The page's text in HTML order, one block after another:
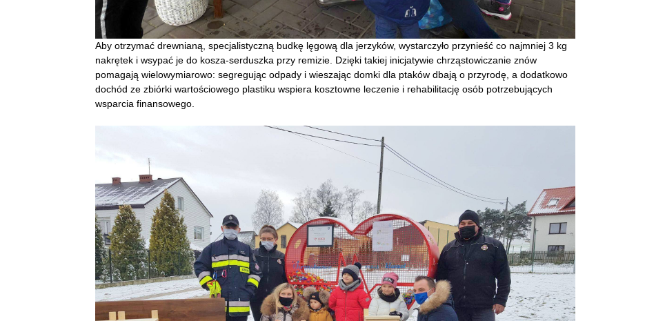
Aby otrzymać drewnianą, specjalistyczną budkę lęgową dla jerzyków, wystarczyło przynieść co najmniej 3 kg
nakrętek i wsypać je do kosza-serduszka przy remizie. Dzięki takiej inicjatywie chrząstowiczanie znów
pomagają wielowymiarowo: segregując odpady i wieszając domki dla ptaków dbają o przyrodę, a dodatkowo
dochód ze zbiórki wartościowego plastiku wspiera kosztowne leczenie i rehabilitację osób potrzebujących
wsparcia finansowego.